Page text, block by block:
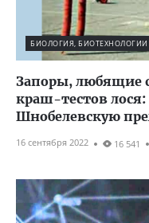
БИОЛОГИЯ, БИОТЕХНОЛОГИИ
Запоры, любящие
краш-тестов лося:
Шнобелевскую
16 сентября 2022 16 541